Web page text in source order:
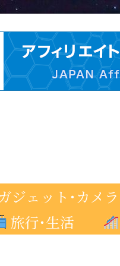
ガジェット･カメラ
旅行･生活